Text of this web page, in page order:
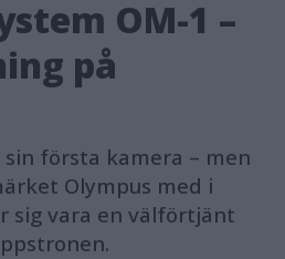
OM-1 –
på
första kamera – men
Olympus med i
sig vara en välförtjänt